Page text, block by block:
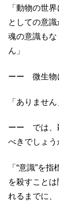
「動物の世
としての意
魂の意識も
ん」
ーー 微生物
「ありません
ーー では、
べきでしょう
「“意識”を
を殺すこと
れるまでに